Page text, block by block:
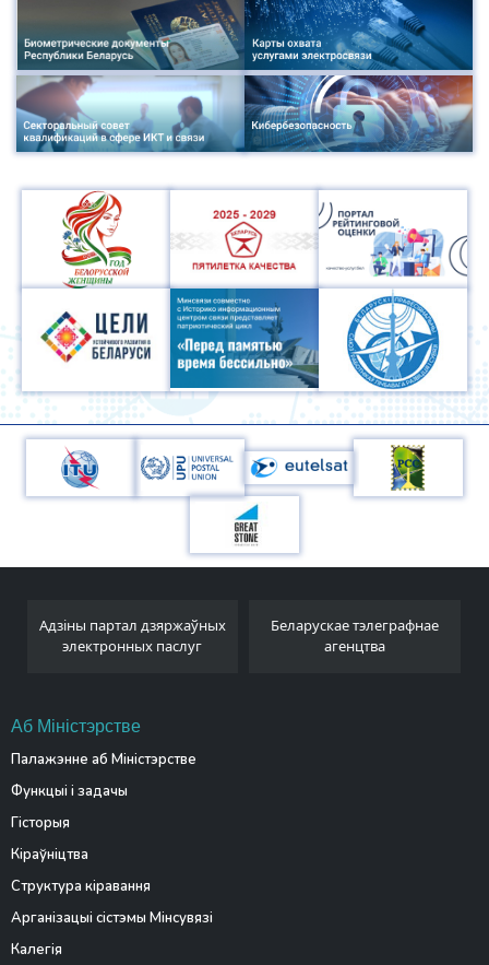
Адзіны партал дзяржаўных
электронных паслуг
Беларускае тэлеграфнае
агенцтва
Аб Міністэрстве
Палажэнне аб Міністэрстве
Функцыі і задачы
Гісторыя
Кіраўніцтва
Структура кіравання
Арганізацыі сістэмы Мінсувязі
Калегія